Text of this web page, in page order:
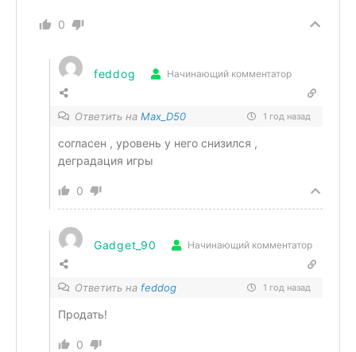
0
feddog Начинающий комментатор
Ответить на Max_D50 1 год назад
согласен , уровень у него снизился ,
деградация игры
0
Gadget_90 Начинающий комментатор
Ответить на feddog 1 год назад
Продать!
0